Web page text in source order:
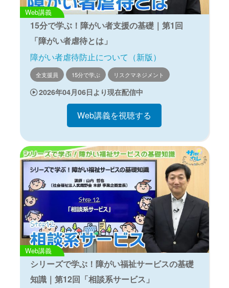
Web講義
15分で学ぶ！障がい者支援の基礎｜第1回
「障がい者虐待とは」
障がい者虐待防止について（新版）
全支援員 15分で学ぶ リスクマネジメント
2026年04月06日より現在配信中
Web講義を視聴する
Web講義
シリーズで学ぶ！障がい福祉サービスの基礎
知識｜第12回「相談系サービス」